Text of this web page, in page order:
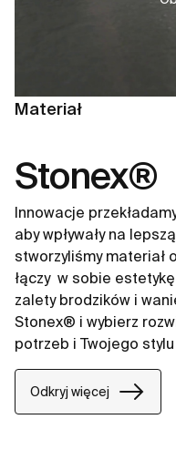
Materiał
Stonex®
Innowacje
aby wpływały na
stworzyliśmy materiał
łączy ​ w sobie
zalety brodzików i
Stonex® i wybierz
potrzeb i Twojego stylu
Odkryj więcej